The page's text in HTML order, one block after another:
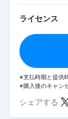
ライセンス
※支払時期と提供
※購入後のキャン
シェアする